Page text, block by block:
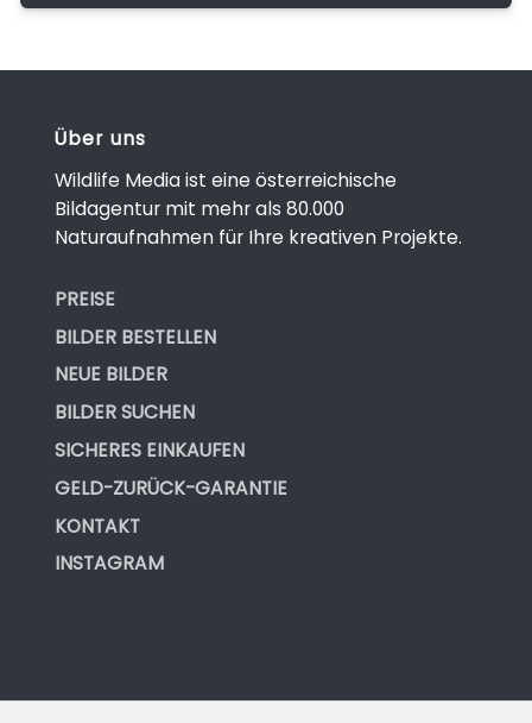
Über uns
Wildlife Media ist eine österreichische
Bildagentur mit mehr als 80.000
Naturaufnahmen für Ihre kreativen Projekte.
PREISE
BILDER BESTELLEN
NEUE BILDER
BILDER SUCHEN
SICHERES EINKAUFEN
GELD-ZURÜCK-GARANTIE
KONTAKT
INSTAGRAM